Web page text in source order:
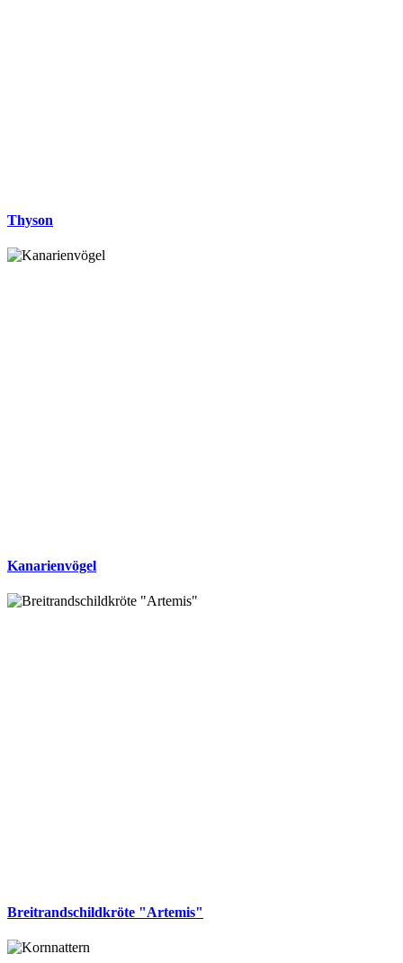
Thyson
Kanarienvögel
Breitrandschildkröte "Artemis"